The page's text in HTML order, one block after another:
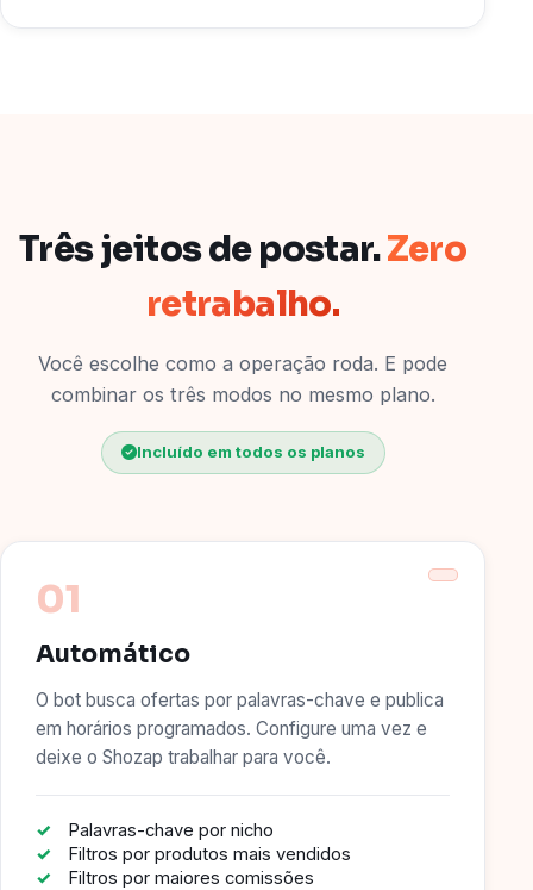
Três jeitos de postar.Zero
retrabalho.
Você escolhe como a operação roda. E pode
combinar os três modos no mesmo plano.
Incluído em todos os planos
01
Automático
O bot busca ofertas por palavras-chave e publica
em horários programados. Configure uma vez e
deixe o Shozap trabalhar para você.
Palavras-chave por nicho
Filtros por produtos mais vendidos
Filtros por maiores comissões